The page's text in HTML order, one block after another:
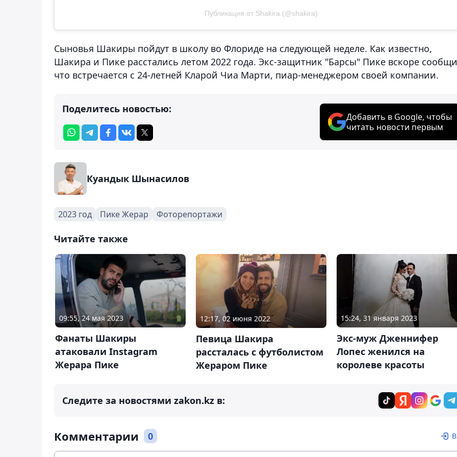
Публикация от Shakira (@shakira)
Сыновья Шакиры пойдут в школу во Флориде на следующей неделе. Как известно,
Шакира и Пике расстались летом 2022 года. Экс-защитник "Барсы" Пике вскоре
что встречается с 24-летней Кларой Чиа Марти, пиар-менеджером своей компании.
Поделитесь новостью:
Добавить в Google, чтобы
читать новости первым
Куандык Шынасилов
2023 год Пике Жерар Фоторепортажи
Читайте также
09:55, 24 мая 2023
Фанаты Шакиры
атаковали Instagram
Жерара Пике
12:17, 02 июня 2022
Певица Шакира
рассталась с футболистом
Жераром Пике
15:24, 31 января 2023
Экс-муж Дженнифер
Лопес женился на
королеве красоты
Следите за новостями zakon.kz в:
Комментарии 0